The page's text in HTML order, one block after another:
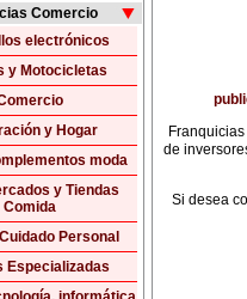
Comercio
electrónicos
y Motocicletas
y Hogar
moda
y Tiendas
Comida
Personal
Especializadas
de
Si desea